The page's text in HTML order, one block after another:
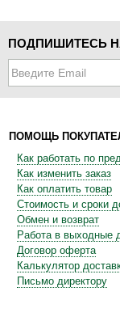
ПОДПИШИТЕСЬ
ПОМОЩЬ
Как работать по
Как изменить заказ
Как оплатить товар
Стоимость и сроки
Обмен и возврат
Работа в выходные
Договор оферта
Калькулятор
Письмо директору